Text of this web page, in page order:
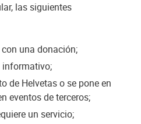
las siguientes
una donación;
informativo;
de Helvetas o se pone en
eventos de terceros;
un servicio;